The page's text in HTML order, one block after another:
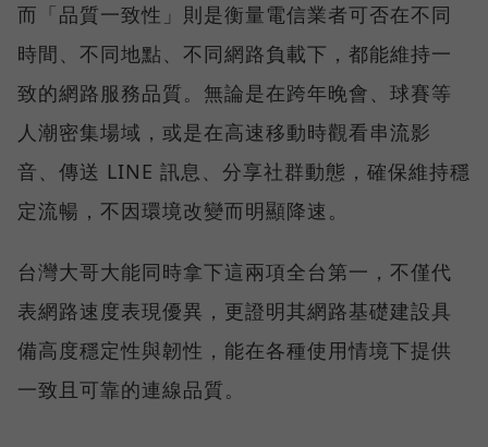
而「品質一致性」則是衡量電信業者可否在不同
時間、不同地點、不同網路負載下，都能維持一
致的網路服務品質。無論是在跨年晚會、球賽等
人潮密集場域，或是在高速移動時觀看串流影
音、傳送 LINE 訊息、分享社群動態，確保維持穩
定流暢，不因環境改變而明顯降速。
台灣大哥大能同時拿下這兩項全台第一，不僅代
表網路速度表現優異，更證明其網路基礎建設具
備高度穩定性與韌性，能在各種使用情境下提供
一致且可靠的連線品質。